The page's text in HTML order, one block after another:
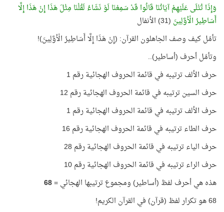
وَإِذَا تُتْلَى عَلَيْهِمْ آيَاتُنَا قَالُوا قَدْ سَمِعْنَا لَوْ نَشَاءُ لَقُلْنَا مِثْلَ هَذَا إِنْ هَذَا إِلَّا
أَسَاطِيرُ الْأوَّلِينَ (31) الأنفال
تأمّل كيف وصف الجاهلون القرآن: (إِنْ هَذَا إِلَّا أَسَاطِيرُ الْأوَّلِينَ)!
وتأمّل أحرف (أساطير)..
حرف الألف ترتيبه في قائمة الحروف الهجائية رقم 1
حرف السين ترتيبه في قائمة الحروف الهجائية رقم 12
حرف الألف ترتيبه في قائمة الحروف الهجائية رقم 1
حرف الطاء ترتيبه في قائمة الحروف الهجائية رقم 16
حرف الياء ترتيبه في قائمة الحروف الهجائية رقم 28
حرف الراء ترتيبه في قائمة الحروف الهجائية رقم 10
هذه هي أحرف لفظ (أساطير) ومجموع ترتيبها الهجائي =68
68 هو تكرار لفظ (قرآن) في القرآن الكريم!